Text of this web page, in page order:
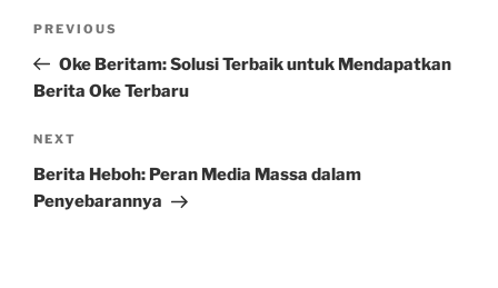
Previous
Post
PREVIOUS
Oke Beritam: Solusi Terbaik untuk Mendapatkan
Berita Oke Terbaru
Next
Post
NEXT
Berita Heboh: Peran Media Massa dalam
Penyebarannya